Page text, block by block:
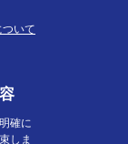
ついて
確に
しま